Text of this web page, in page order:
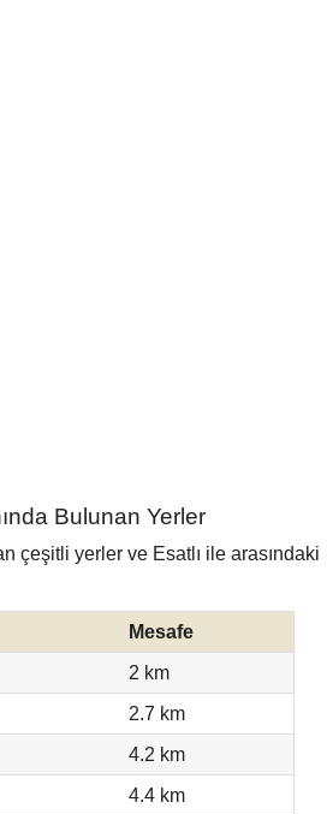
Bulunan Yerler
çeşitli yerler ve Esatlı ile arasındaki
Mesafe
2 km
2.7 km
4.2 km
4.4 km